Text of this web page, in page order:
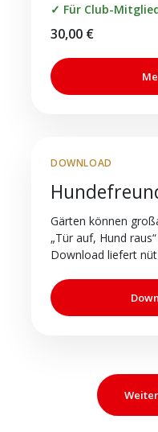
✓ Für Club-
30,00 €
DOWNLOAD
Gärten können
„Tür auf, Hund
Download liefert